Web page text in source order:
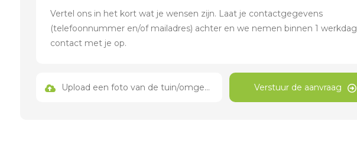
Upload een foto van de tuin/omgeving Verstuur de aanvraag